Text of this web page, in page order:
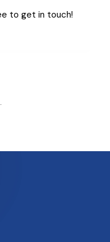
.